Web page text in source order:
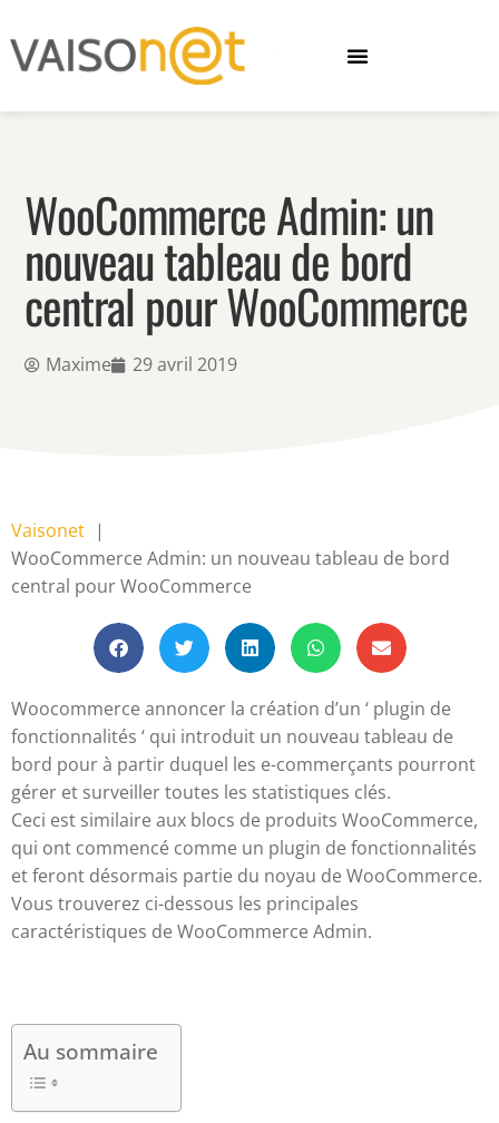
WooCommerce Admin: un
nouveau tableau de bord
central pour WooCommerce
Maxime 29 avril 2019
Vaisonet
WooCommerce Admin: un nouveau tableau de bord
central pour WooCommerce
Woocommerce annoncer la création d’un ‘ plugin de
fonctionnalités ‘ qui introduit un nouveau tableau de
bord pour à partir duquel les e-commerçants pourront
gérer et surveiller toutes les statistiques clés.
Ceci est similaire aux blocs de produits WooCommerce,
qui ont commencé comme un plugin de fonctionnalités
et feront désormais partie du noyau de WooCommerce.
Vous trouverez ci-dessous les principales
caractéristiques de WooCommerce Admin.
Au sommaire